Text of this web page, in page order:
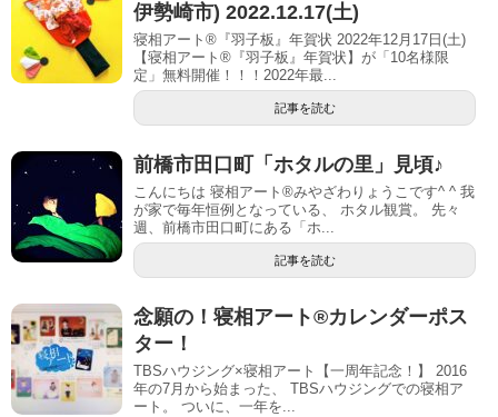
伊勢崎市) 2022.12.17(土)
寝相アート®『羽子板』年賀状 2022年12月17日(土)
【寝相アート®︎『羽子板』年賀状】が「10名様限
定」無料開催！！！2022年最...
記事を読む
前橋市田口町「ホタルの里」見頃♪
こんにちは 寝相アート®︎みやざわりょうこです^ ^ 我
が家で毎年恒例となっている、 ホタル観賞。 先々
週、前橋市田口町にある「ホ...
記事を読む
念願の！寝相アート®︎カレンダーポス
ター！
TBSハウジング×寝相アート【一周年記念！】 2016
年の7月から始まった、 TBSハウジングでの寝相ア
ート。 ついに、一年を...